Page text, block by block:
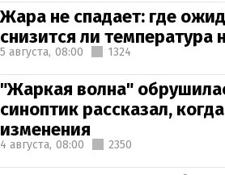
Жара не спадает: где
снизится ли температура
5 августа, 08:00 1324
"Жаркая волна"
синоптик рассказал,
изменения
4 августа, 08:00 2350